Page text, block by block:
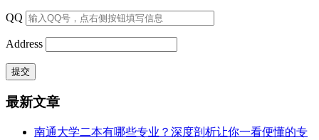
QQ
Address
最新文章
南通大学二本有哪些专业？深度剖析让你一看便懂的专